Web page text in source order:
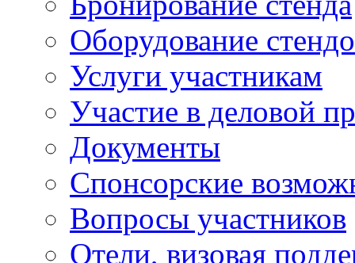
Оборудование
Услуги участникам
Участие в деловой
Документы
Спонсорские
Вопросы участников
Отели, визовая